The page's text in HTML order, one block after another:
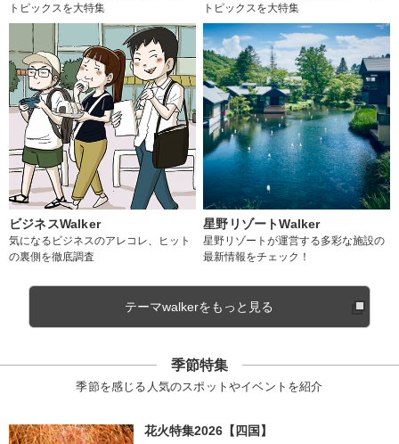
トピックスを大特集
トピックスを大特集
ビジネスWalker
気になるビジネスのアレコレ、ヒット
の裏側を徹底調査
星野リゾートWalker
星野リゾートが運営する多彩な施設の
最新情報をチェック！
テーマwalkerをもっと見る
季節特集
季節を感じる人気のスポットやイベントを紹介
花火特集2026【四国】